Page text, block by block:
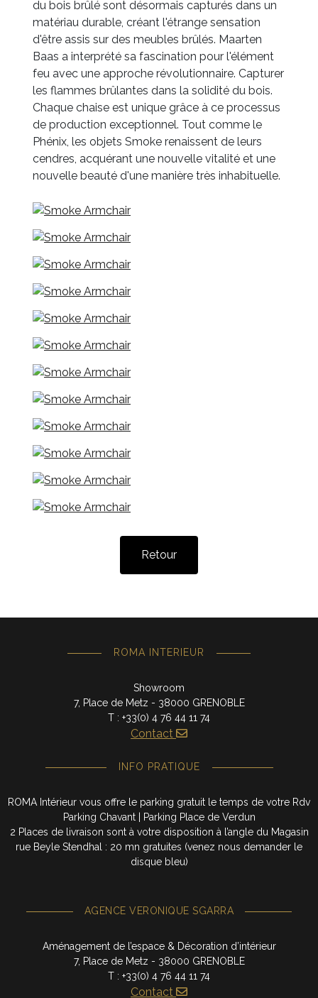
du bois brûlé sont désormais capturés dans un
matériau durable, créant l'étrange sensation
d'être assis sur des meubles brûlés. Maarten
Baas a interprété sa fascination pour l'élément
feu avec une approche révolutionnaire. Capturer
les flammes brûlantes dans la solidité du bois.
Chaque chaise est unique grâce à ce processus
de production exceptionnel. Tout comme le
Phénix, les objets Smoke renaissent de leurs
cendres, acquérant une nouvelle vitalité et une
nouvelle beauté d'une manière très inhabituelle.
Retour
ROMA INTERIEUR
Showroom
7, Place de Metz - 38000 GRENOBLE
T : +33(0) 4 76 44 11 74
Contact
INFO PRATIQUE
ROMA Intérieur vous offre le parking gratuit le temps de votre Rdv
Parking Chavant | Parking Place de Verdun
2 Places de livraison sont à votre disposition à l’angle du Magasin
rue Beyle Stendhal : 20 mn gratuites (venez nous demander le
disque bleu)
AGENCE VERONIQUE SGARRA
Aménagement de l’espace & Décoration d’intérieur
7, Place de Metz - 38000 GRENOBLE
T : +33(0) 4 76 44 11 74
Contact